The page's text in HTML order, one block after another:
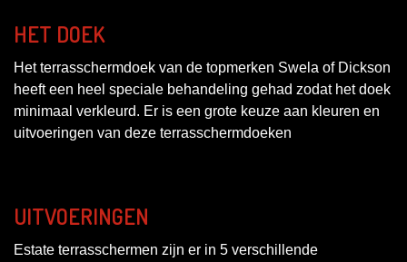
HET DOEK
Het terrasschermdoek van de topmerken Swela of Dickson
heeft een heel speciale behandeling gehad zodat het doek
minimaal verkleurd. Er is een grote keuze aan kleuren en
uitvoeringen van deze terrasschermdoeken
UITVOERINGEN
Estate terrasschermen zijn er in 5 verschillende